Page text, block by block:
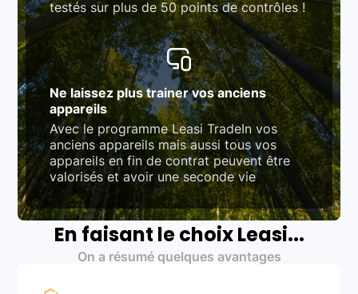
testés sur plus de 50 points de contrôles !
Ne laissez plus trainer vos anciens
appareils
Avec le programme Leasi TradeIn vos
anciens appareils mais aussi tous vos
appareils en fin de contrat peuvent être
valorisés et avoir une seconde vie
En faisant le choix Leasi...
On a résumé quelques avantages